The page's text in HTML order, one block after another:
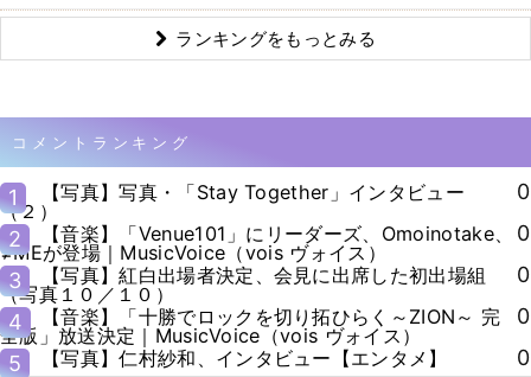
ランキングをもっとみる
コメントランキング
1
【写真】写真・「Stay Together」インタビュー
（２）
0
2
【音楽】「Venue101」にリーダーズ、Omoinotake、
≠MEが登場｜MusicVoice（vois ヴォイス）
0
3
【写真】紅白出場者決定、会見に出席した初出場組
（写真１０／１０）
0
4
【音楽】「十勝でロックを切り拓ひらく～ZION～ 完
全版」放送決定｜MusicVoice（vois ヴォイス）
0
5
【写真】仁村紗和、インタビュー【エンタメ】 0